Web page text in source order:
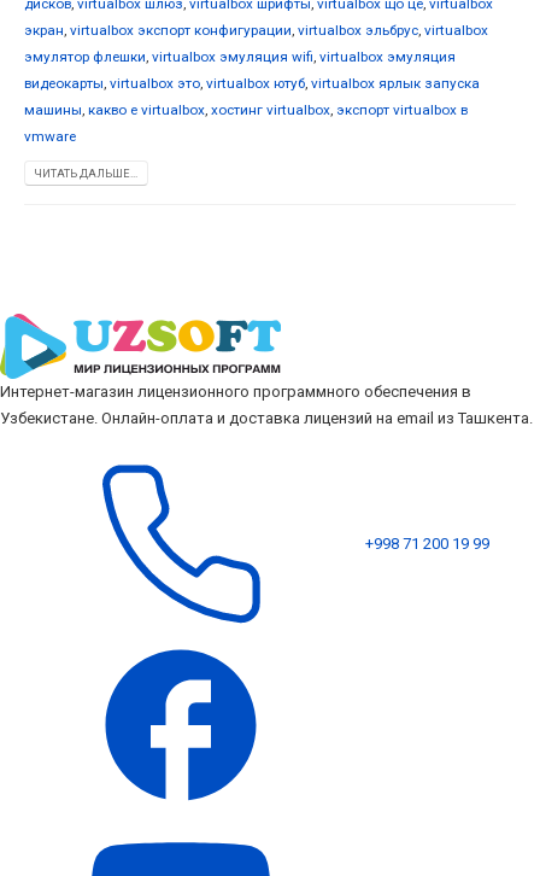
дисков, virtualbox шлюз, virtualbox шрифты, virtualbox що це, virtualbox
экран, virtualbox экспорт конфигурации, virtualbox эльбрус, virtualbox
эмулятор флешки, virtualbox эмуляция wifi, virtualbox эмуляция
видеокарты, virtualbox это, virtualbox ютуб, virtualbox ярлык запуска
машины, какво е virtualbox, хостинг virtualbox, экспорт virtualbox в
vmware
ЧИТАТЬ ДАЛЬШЕ...
Интернет-магазин лицензионного программного обеспечения в
Узбекистане. Онлайн-оплата и доставка лицензий на email из Ташкента.
+998 71 200 19 99